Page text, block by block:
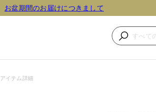
お盆期間のお届けにつきまして
アイテム詳細